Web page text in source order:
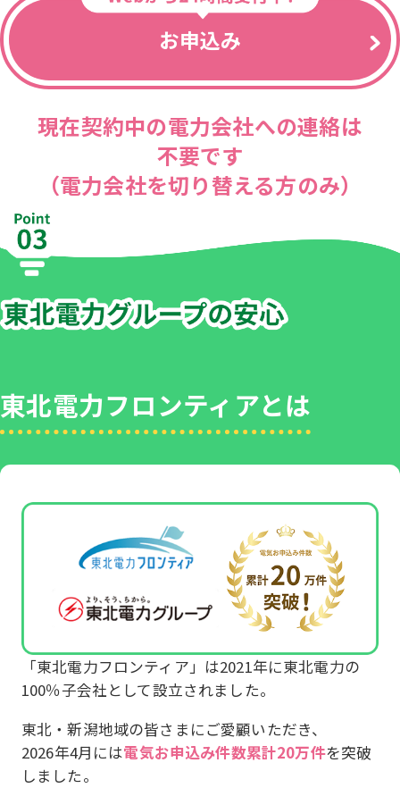
お申込み
現在契約中の電力会社への連絡は
不要です
（電力会社を切り替える方のみ）
東北電力フロンティアとは
「東北電力フロンティア」は2021年に東北電力の
100％子会社として設立されました。
東北・新潟地域の皆さまにご愛顧いただき、
2026年4月には電気お申込み件数累計20万件を突破
しました。